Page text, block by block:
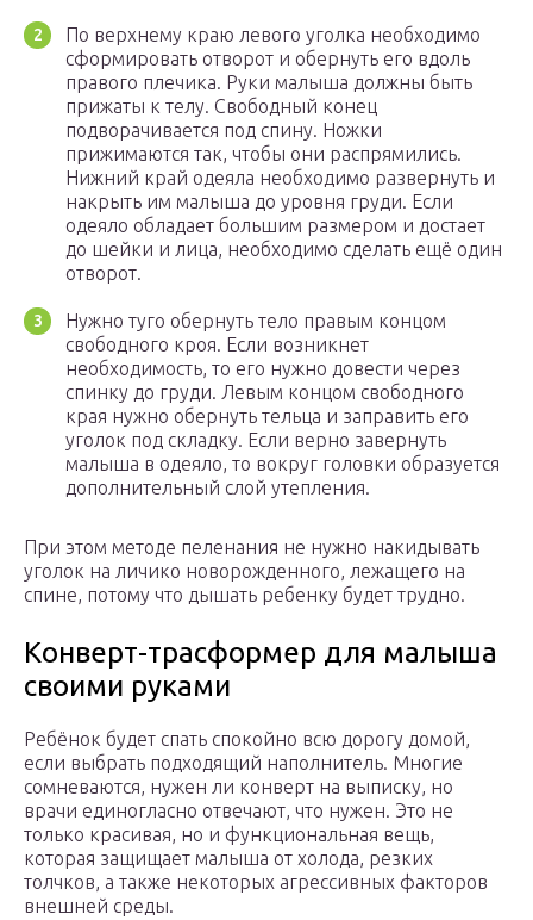
По верхнему краю левого уголка необходимо
сформировать отворот и обернуть его вдоль
правого плечика. Руки малыша должны быть
прижаты к телу. Свободный конец
подворачивается под спину. Ножки
прижимаются так, чтобы они распрямились.
Нижний край одеяла необходимо развернуть и
накрыть им малыша до уровня груди. Если
одеяло обладает большим размером и достает
до шейки и лица, необходимо сделать ещё один
отворот.
Нужно туго обернуть тело правым концом
свободного кроя. Если возникнет
необходимость, то его нужно довести через
спинку до груди. Левым концом свободного
края нужно обернуть тельца и заправить его
уголок под складку. Если верно завернуть
малыша в одеяло, то вокруг головки образуется
дополнительный слой утепления.
При этом методе пеленания не нужно накидывать
уголок на личико новорожденного, лежащего на
спине, потому что дышать ребенку будет трудно.
Конверт-трасформер для малыша
своими руками
Ребёнок будет спать спокойно всю дорогу домой,
если выбрать подходящий наполнитель. Многие
сомневаются, нужен ли конверт на выписку, но
врачи единогласно отвечают, что нужен. Это не
только красивая, но и функциональная вещь,
которая защищает малыша от холода, резких
толчков, а также некоторых агрессивных факторов
внешней среды.